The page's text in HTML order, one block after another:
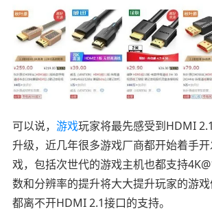
可以说， 游戏玩家将最先感受到HDMI
升级，近几年很多游戏厂商都开始着手
戏，包括次世代的游戏主机也都支持
数和分辨率的提升将大大提升玩家的游
都离不开HDMI 2.1接口的支持。